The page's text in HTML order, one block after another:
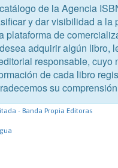
Eyre, 1847-1854
- Banda Propia Editoras
de la Agencia
y dar visibilidad a la
plataforma de
adquirir algún libro,
responsable, cuyo
de cada libro
su